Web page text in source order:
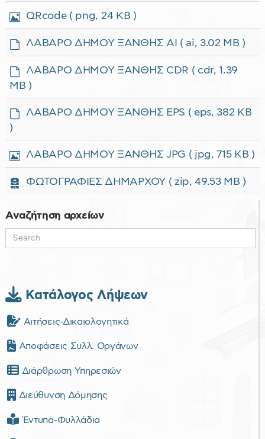
αό
α
Ε
ό
α
QRcode ( png, 24 KB )
d
a
u
l
ΛΑΒΑΡΟ ΔΗΜΟΥ ΞΑΝΘΗΣ AI ( ai, 3.02 MB )
d
e
f
u
t
ΛΑΒΑΡΟ ΔΗΜΟΥ ΞΑΝΘΗΣ CDR ( cdr, 1.39
MB )
d
u
l
ΛΑΒΑΡΟ ΔΗΜΟΥ ΞΑΝΘΗΣ EPS ( eps, 382 KB
)
Ε
ό
α
ΛΑΒΑΡΟ ΔΗΜΟΥ ΞΑΝΘΗΣ JPG ( jpg, 715 KB )
Α
ε
ί
ο
ΦΩΤΟΓΡΑΦΙΕΣ ΔΗΜΑΡΧΟΥ ( zip, 49.53 MB )
Αναζήτηση αρχείων
Κατάλογος Λήψεων
Αιτήσεις-Δικαιολογητικά
Αποφάσεις Συλλ. Οργάνων
Διάρθρωση Υπηρεσιών
Διεύθυνση Δόμησης
Έντυπα-Φυλλάδια